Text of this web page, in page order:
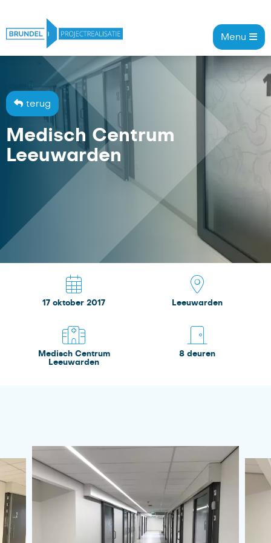
Menu
Brundel Projectrealisatie
Brundel Projectrealisatie
Schuifdeurspecialisten
Onze oplossingen
Officeteam
Werken bij
Onze
Montage
Vervanging trajecten
Neem
contact op
Brundel Projectrealisatie
Mercatorstraat 13-09
terug
Medisch Centrum
Leeuwarden
17 oktober 2017 Leeuwarden
Medisch Centrum
Leeuwarden
8 deuren